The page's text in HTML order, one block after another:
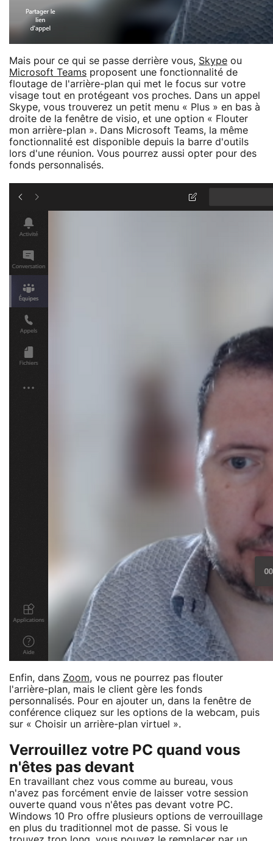
Mais pour ce qui se passe derrière vous, Skype ou
Microsoft Teams proposent une fonctionnalité de
floutage de l'arrière-plan qui met le focus sur votre
visage tout en protégeant vos proches. Dans un appel
Skype, vous trouverez un petit menu « Plus » en bas à
droite de la fenêtre de visio, et une option « Flouter
mon arrière-plan ». Dans Microsoft Teams, la même
fonctionnalité est disponible depuis la barre d'outils
lors d'une réunion. Vous pourrez aussi opter pour des
fonds personnalisés.
Enfin, dans Zoom, vous ne pourrez pas flouter
l'arrière-plan, mais le client gère les fonds
personnalisés. Pour en ajouter un, dans la fenêtre de
conférence cliquez sur les options de la webcam, puis
sur « Choisir un arrière-plan virtuel ».
Verrouillez votre PC quand vous
n'êtes pas devant
En travaillant chez vous comme au bureau, vous
n'avez pas forcément envie de laisser votre session
ouverte quand vous n'êtes pas devant votre PC.
Windows 10 Pro offre plusieurs options de verrouillage
en plus du traditionnel mot de passe. Si vous le